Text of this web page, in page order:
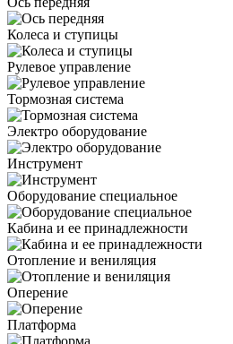
Колеса и ступицы
Рулевое управление
Тормозная система
Электро оборудование
Инструмент
Оборудование специальное
Кабина и ее принадлежности
Отопление и вениляция
Оперение
Платформа